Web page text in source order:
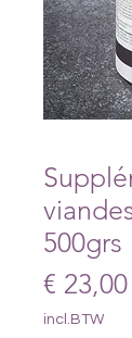
500grs
€ 23,00
incl.BTW